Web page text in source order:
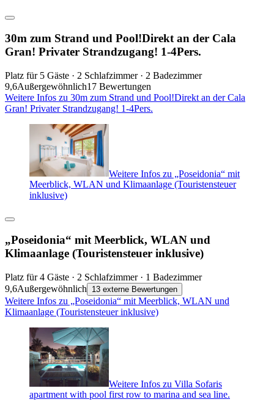
30m zum Strand und Pool!Direkt an der Cala
Gran! Privater Strandzugang! 1-4Pers.
Platz für 5 Gäste · 2 Schlafzimmer · 2 Badezimmer
9,6Außergewöhnlich17 Bewertungen
Weitere Infos zu 30m zum Strand und Pool!Direkt an der Cala
Gran! Privater Strandzugang! 1-4Pers.
Weitere Infos zu „Poseidonia“ mit
Meerblick, WLAN und Klimaanlage (Touristensteuer
inklusive)
„Poseidonia“ mit Meerblick, WLAN und
Klimaanlage (Touristensteuer inklusive)
Platz für 4 Gäste · 2 Schlafzimmer · 1 Badezimmer
9,6Außergewöhnlich 13 externe Bewertungen
Weitere Infos zu „Poseidonia“ mit Meerblick, WLAN und
Klimaanlage (Touristensteuer inklusive)
Weitere Infos zu Villa Sofaris
apartment with pool first row to marina and sea line.